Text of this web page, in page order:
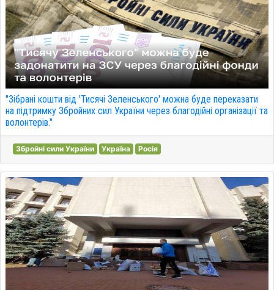
"Зібрані кошти від 'Тисячі Зеленського' можна буде переказати
на підтримку Збройних сил України через благодійні організації та
волонтерів."
Збройні сили України Україна Росія